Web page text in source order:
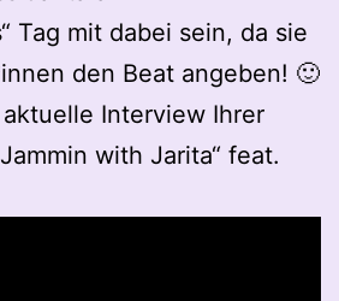
Tag mit dabei sein, da sie
den Beat angeben! 🙂
Interview Ihrer
with Jarita“ feat.